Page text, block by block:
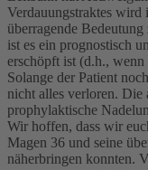
Verdauungstraktes wird
überragende
ist es ein prognostisch
erschöpft ist (d.h., wenn
Solange der Patient
nicht alles verloren. Die
prophylaktische
Wir hoffen, dass wir
Magen 36 und seine
näherbringen konnten.